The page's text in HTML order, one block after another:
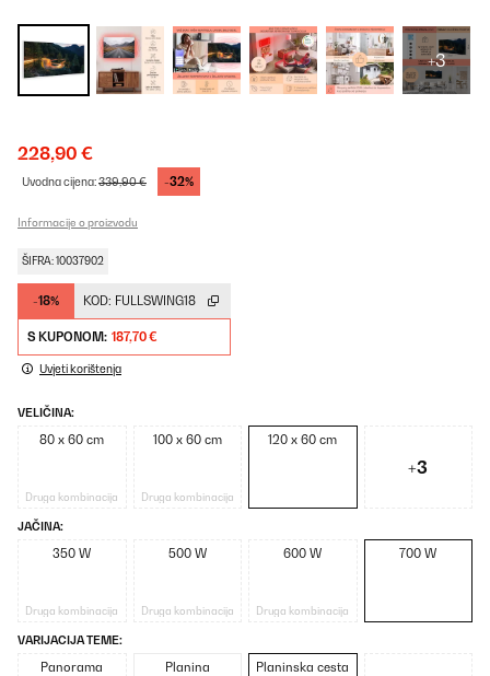
+3
228,90 €
Uvodna cijena:339,90 € -32%
Informacije o proizvodu
ŠIFRA: 10037902
-18% KOD: FULLSWING18
S KUPONOM: 187,70 €
Uvjeti korištenja
VELIČINA:
80 x 60 cm
Druga kombinacija
100 x 60 cm
Druga kombinacija
120 x 60 cm
+3
JAČINA:
350 W
Druga kombinacija
500 W
Druga kombinacija
600 W
Druga kombinacija
700 W
VARIJACIJA TEME:
Panorama
Planina Planinska cesta